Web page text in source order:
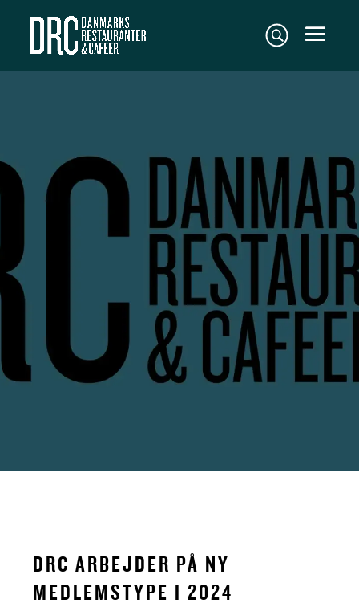
DRC ARBEJDER PÅ NY
MEDLEMSTYPE I 2024